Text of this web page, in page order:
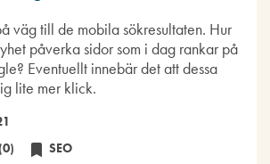
väg till de mobila sökresultaten. Hur
påverka sidor som i dag rankar på
Eventuellt innebär det att dessa
lite mer klick.
SEO